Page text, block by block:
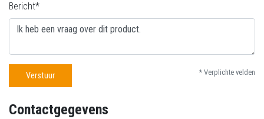
Bericht*
Verstuur * Verplichte velden
Contactgegevens